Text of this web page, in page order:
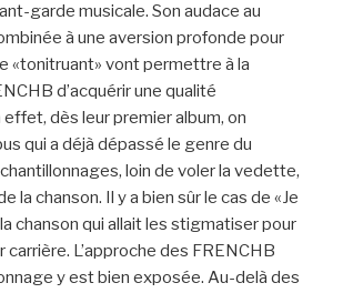
garde musicale. Son audace au
à une aversion profonde pour
«tonitruant» vont permettre à la
d’acquérir une qualité
dès leur premier album, on
qui a déjà dépassé le genre du
loin de voler la vedette,
la chanson. Il y a bien sûr le cas de «Je
la chanson qui allait les stigmatiser pour
carrière. L’approche des FRENCHB
y est bien exposée. Au-delà des